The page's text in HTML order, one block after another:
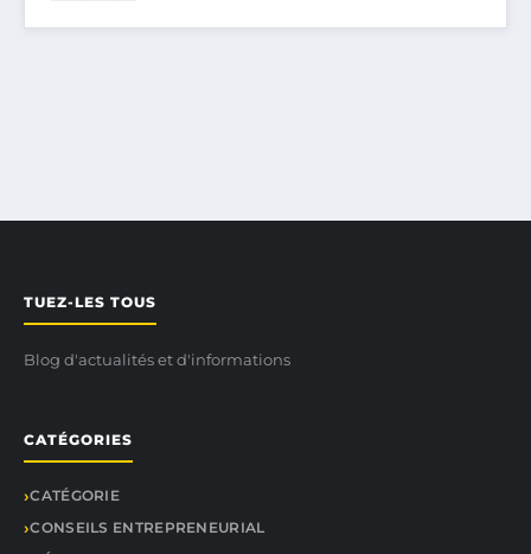
TUEZ-LES TOUS
Blog d'actualités et d'informations
CATÉGORIES
CATÉGORIE
CONSEILS ENTREPRENEURIAL